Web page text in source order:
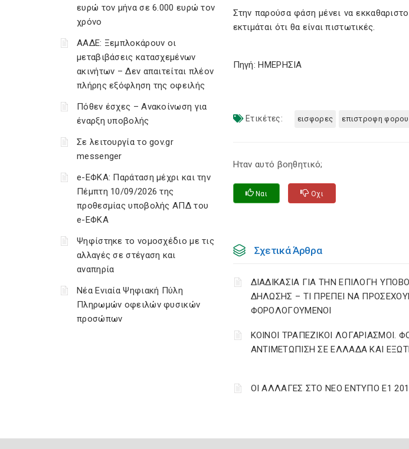
ευρώ τον μήνα σε 6.000 ευρώ τον
χρόνο
ΑΑΔΕ: Ξεμπλοκάρουν οι
μεταβιβάσεις κατασχεμένων
ακινήτων – Δεν απαιτείται πλέον
πλήρης εξόφληση της οφειλής
Πόθεν έσχες – Ανακοίνωση για
έναρξη υποβολής
Σε λειτουργία το gov.gr
messenger
e-ΕΦΚΑ: Παράταση μέχρι και την
Πέμπτη 10/09/2026 της
προθεσμίας υποβολής ΑΠΔ του
e-ΕΦΚΑ
Ψηφίστηκε το νομοσχέδιο με τις
αλλαγές σε στέγαση και
αναπηρία
Νέα Ενιαία Ψηφιακή Πύλη
Πληρωμών οφειλών φυσικών
προσώπων
Στην παρούσα φάση μένει να
εκτιμάται ότι θα είναι πιστωτικές.
Πηγή: ΗΜΕΡΗΣΙΑ
Ετικέτες: εισφορες επιστροφη φορου
Ηταν αυτό βοηθητικό;
Ναι Οχι
Σχετικά Άρθρα
ΔΙΑΔΙΚΑΣΙΑ ΓΙΑ ΤΗΝ ΕΠΙΛΟΓΗ
ΔΗΛΩΣΗΣ – ΤΙ ΠΡΕΠΕΙ ΝΑ
ΦΟΡΟΛΟΓΟΥΜΕΝΟΙ
ΚΟΙΝΟΙ ΤΡΑΠΕΖΙΚΟΙ ΛΟΓΑΡΙΑΣΜΟΙ.
ΑΝΤΙΜΕΤΩΠΙΣΗ ΣΕ ΕΛΛΑΔΑ ΚΑΙ
ΟΙ ΑΛΛΑΓΕΣ ΣΤΟ ΝΕΟ ΕΝΤΥΠΟ Ε1